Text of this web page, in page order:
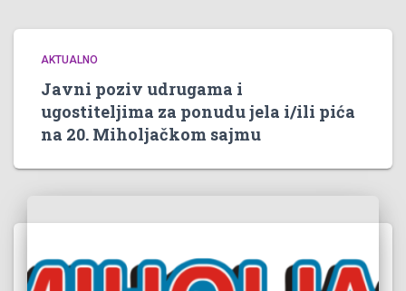
AKTUALNO
Javni poziv udrugama i
ugostiteljima za ponudu jela i/ili pića
na 20. Miholjačkom sajmu